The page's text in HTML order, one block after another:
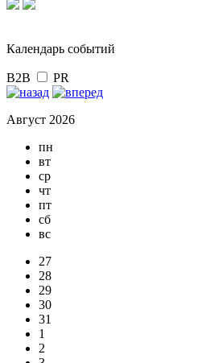
Календарь событий
B2B PR
Август 2026
пн
вт
ср
чт
пт
сб
вс
27
28
29
30
31
1
2